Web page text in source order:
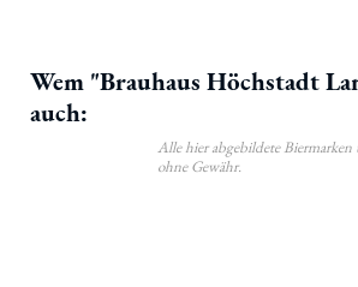
Wem "Brauhaus Höchstadt
auch:
Alle hier abgebildete
ohne Gewähr.